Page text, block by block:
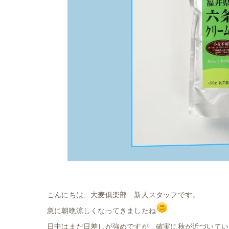
こんにちは、大麦俱楽部 新人スタッフです。
急に朝晩涼しくなってきましたね
日中はまだ日差しが強めですが、確実に秋が近づいて